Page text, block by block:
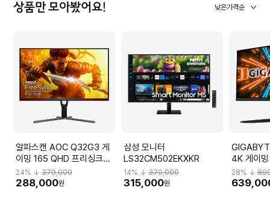
상품만 모아봤어요!
낮은가격순
알파스캔 AOC Q32G3 게
이밍 165 QHD 프리싱크
HDR 무결점 Q32G3_H
24% ↓ 379,000
288,000원
삼성 모니터
LS32CM502EKXKR
14% ↓370,000
315,000원
4K 게이
M32U_H
28% ↓